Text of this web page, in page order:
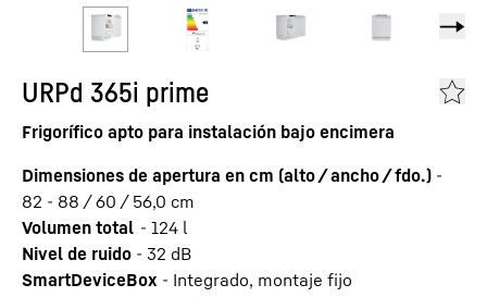
URPd 365i prime
Frigorífico apto para instalación bajo encimera
Dimensiones de apertura en cm (alto / ancho / fdo.) -
82 - 88 / 60 / 56,0 cm
Volumen total - 124 l
Nivel de ruido - 32 dB
SmartDeviceBox - Integrado, montaje fijo